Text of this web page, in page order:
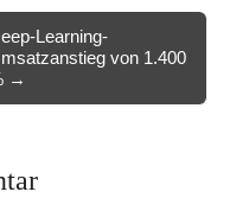
Learning-
von 1.400
→